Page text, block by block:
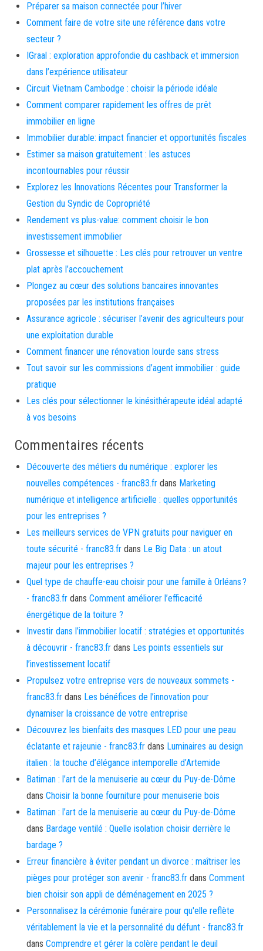
Préparer sa maison connectée pour l’hiver
Comment faire de votre site une référence dans votre
secteur ?
IGraal : exploration approfondie du cashback et immersion
dans l’expérience utilisateur
Circuit Vietnam Cambodge : choisir la période idéale
Comment comparer rapidement les offres de prêt
immobilier en ligne
Immobilier durable: impact financier et opportunités fiscales
Estimer sa maison gratuitement : les astuces
incontournables pour réussir
Explorez les Innovations Récentes pour Transformer la
Gestion du Syndic de Copropriété
Rendement vs plus-value: comment choisir le bon
investissement immobilier
Grossesse et silhouette : Les clés pour retrouver un ventre
plat après l’accouchement
Plongez au cœur des solutions bancaires innovantes
proposées par les institutions françaises
Assurance agricole : sécuriser l’avenir des agriculteurs pour
une exploitation durable
Comment financer une rénovation lourde sans stress
Tout savoir sur les commissions d’agent immobilier : guide
pratique
Les clés pour sélectionner le kinésithérapeute idéal adapté
à vos besoins
Commentaires récents
Découverte des métiers du numérique : explorer les
nouvelles compétences - franc83.fr dans Marketing
numérique et intelligence artificielle : quelles opportunités
pour les entreprises ?
Les meilleurs services de VPN gratuits pour naviguer en
toute sécurité - franc83.fr dans Le Big Data : un atout
majeur pour les entreprises ?
Quel type de chauffe-eau choisir pour une famille à Orléans ?
- franc83.fr dans Comment améliorer l’efficacité
énergétique de la toiture ?
Investir dans l’immobilier locatif : stratégies et opportunités
à découvrir - franc83.fr dans Les points essentiels sur
l’investissement locatif
Propulsez votre entreprise vers de nouveaux sommets -
franc83.fr dans Les bénéfices de l’innovation pour
dynamiser la croissance de votre entreprise
Découvrez les bienfaits des masques LED pour une peau
éclatante et rajeunie - franc83.fr dans Luminaires au design
italien : la touche d’élégance intemporelle d’Artemide
Batiman : l’art de la menuiserie au cœur du Puy-de-Dôme
dans Choisir la bonne fourniture pour menuiserie bois
Batiman : l’art de la menuiserie au cœur du Puy-de-Dôme
dans Bardage ventilé : Quelle isolation choisir derrière le
bardage ?
Erreur financière à éviter pendant un divorce : maîtriser les
pièges pour protéger son avenir - franc83.fr dans Comment
bien choisir son appli de déménagement en 2025 ?
Personnalisez la cérémonie funéraire pour qu'elle reflète
véritablement la vie et la personnalité du défunt - franc83.fr
dans Comprendre et gérer la colère pendant le deuil